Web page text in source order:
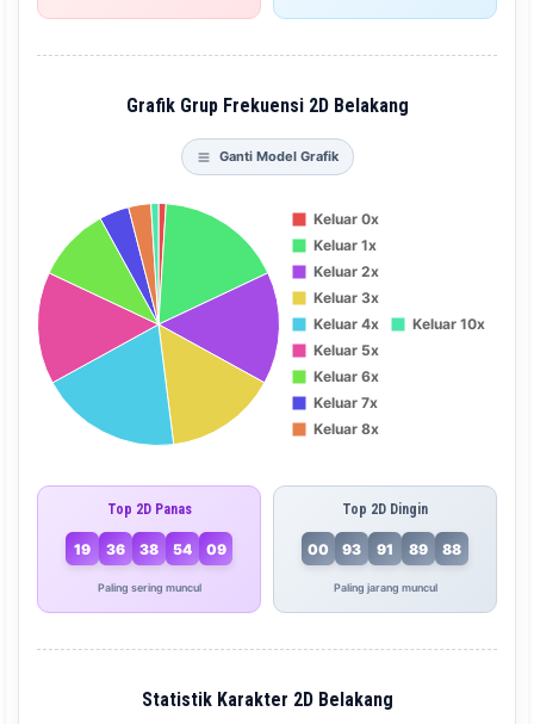
Grafik Grup Frekuensi 2D Belakang
Ganti Model Grafik
Top 2D Panas
19 36 38 54 09
Paling sering muncul
Top 2D Dingin
00 93 91 89 88
Paling jarang muncul
Statistik Karakter 2D Belakang